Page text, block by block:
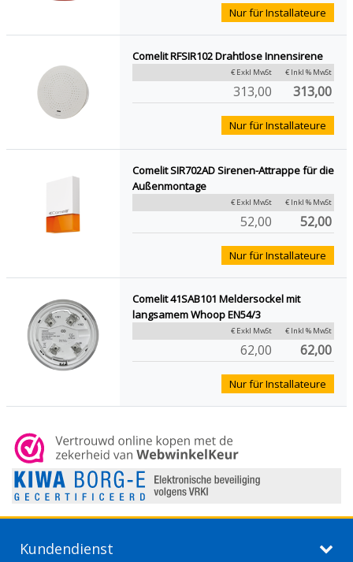
Nur für Installateure
Comelit RFSIR102 Drahtlose Innensirene
€ Exkl MwSt € Inkl % MwSt
313,00 313,00
Nur für Installateure
Comelit SIR702AD Sirenen-Attrappe für die
Außenmontage
€ Exkl MwSt € Inkl % MwSt
52,00 52,00
Nur für Installateure
Comelit 41SAB101 Meldersockel mit
langsamem Whoop EN54/3
€ Exkl MwSt € Inkl % MwSt
62,00 62,00
Nur für Installateure
Kundendienst